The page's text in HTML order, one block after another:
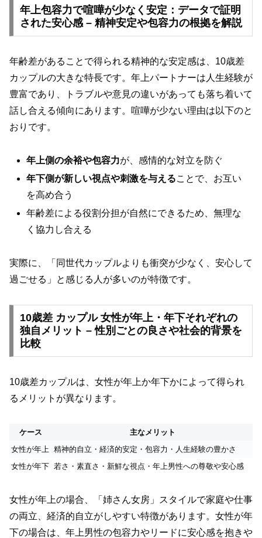
年上包容力で喧嘩が少なく安定：データで証明
された安心感 – 精神安定や包容力の根拠を解説
年齢差があることで得られる精神的な安定感は、10歳差
カップルの大きな特長です。年上パートナーは人生経験が
豊富であり、トラブルや意見の違いがあっても落ち着いて
話し合える傾向にあります。喧嘩が少ない理由は以下のと
おりです。
年上側の余裕や包容力が、感情的な対立を防ぐ
年下側が新しい視点や刺激を与えることで、お互い
を高め合う
年齢差による役割分担が自然にできるため、無理な
く協力し合える
実際に、「同世代カップルよりも衝突が少なく、安心して
過ごせる」と感じる人が多いのが特徴です。
10歳差 カップル 女性が年上・年下それぞれの
独自メリット – 性別ごとの良さや社会的背景を
比較
10歳差カップルは、女性が年上か年下かによって得られ
るメリットが異なります。
ケース
主なメリット
女性が年上 精神的自立・経済的安定・包容力・人生経験の豊かさ
女性が年下 若さ・素直さ・新鮮な視点・年上男性への尊敬や安心感
女性が年上の場合、「姉さん女房」スタイルで家庭や仕事
の両立、経済的自立がしやすい特徴があります。女性が年
下の場合は、年上男性の包容力やリードに安心感を抱きや